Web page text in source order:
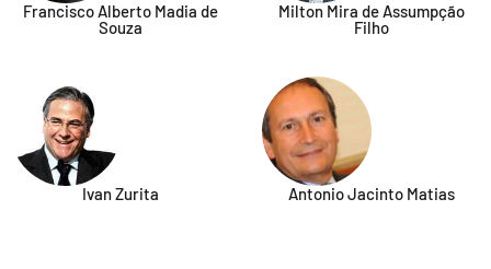
Francisco Alberto Madia de
Souza​
Milton Mira de Assumpção
Filho
Ivan Zurita Antonio Jacinto Matias